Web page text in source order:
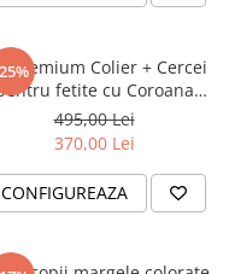
Premium Colier + Cercei
fetite cu Coroana
Printesa - Argint 925 +
Pelicula Anticoroziva
495,00 Lei
370,00 Lei
CONFIGUREAZA